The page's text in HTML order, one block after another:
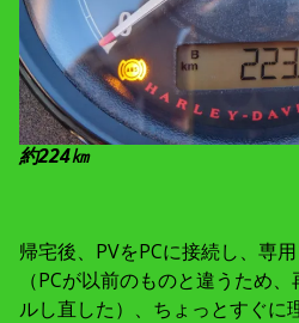
約224㎞
帰宅後、PVをPCに接続し、専
（PCが以前のものと違うため
ルし直した）、ちょっとすぐに